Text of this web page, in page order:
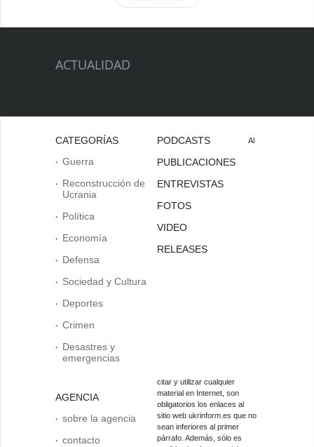
ACTUALIDAD
CATEGORÍAS
Guerra
Reconstrucción de
Ucrania
Política
Economía
Defensa
Sociedad y Cultura
Deportes
Crimen
Desastres y
emergencias
AGENCIA
sobre la agencia
contacto
PODCASTS
PUBLICACIONES
ENTREVISTAS
FOTOS
VIDEO
RELEASES
Al
citar y utilizar cualquier
material en Internet, son
obligatorios los enlaces al
sitio web ukrinform.es que no
sean inferiores al primer
párrafo. Además, sólo es